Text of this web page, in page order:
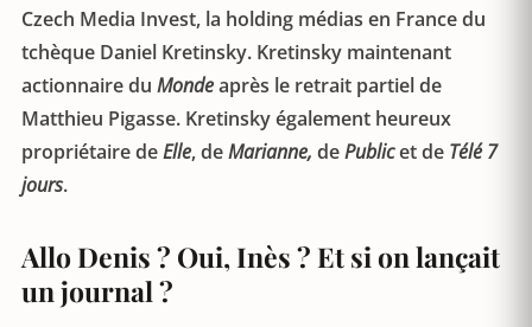
Czech Media Invest, la holding médias en France du
tchèque Daniel Kretinsky. Kretinsky maintenant
actionnaire du Mondeaprès le retrait partiel de
Matthieu Pigasse. Kretinsky également heureux
propriétaire deElle, deMarianne, dePublicet de Télé 7
jours.
Allo Denis ? Oui, Inès ? Et si on lançait
un journal ?